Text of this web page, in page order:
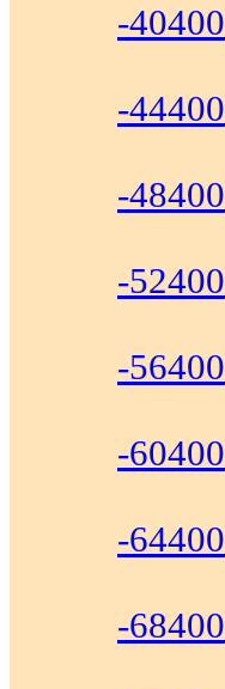
-40400
-44400
-48400
-52400
-56400
-60400
-64400
-68400